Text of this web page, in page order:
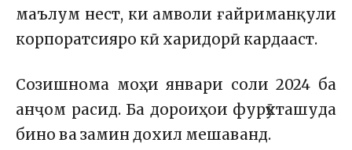
маълум нест, ки амволи ғайриманқули
корпоратсияро кӣ харидорӣ кардааст.
Созишнома моҳи январи соли 2024 ба
анҷом расид. Ба дороиҳои фурӯхташуда
бино ва замин дохил мешаванд.